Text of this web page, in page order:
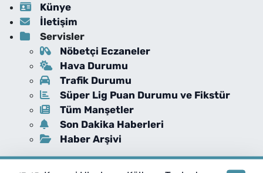
Künye
İletişim
Servisler
Nöbetçi Eczaneler
Hava Durumu
Trafik Durumu
Süper Lig Puan Durumu ve Fikstür
Tüm Manşetler
Son Dakika Haberleri
Haber Arşivi